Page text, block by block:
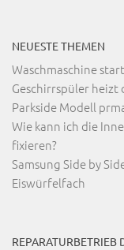
NEUESTE THEMEN
Waschmaschine
Geschirrspüler heizt
Parkside Modell
Wie kann ich die
fixieren?
Samsung Side by
Eiswürfelfach
REPARATURBETRIEB